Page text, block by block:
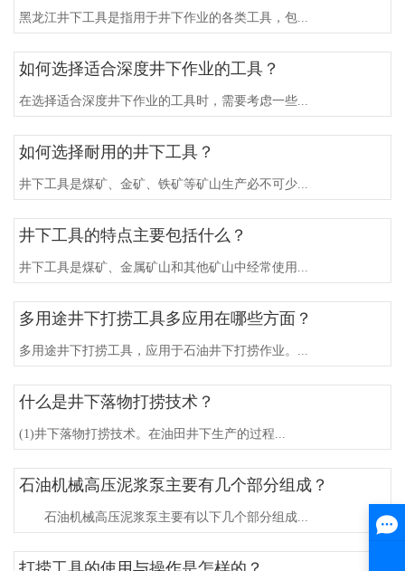
黑龙江井下工具是指用于井下作业的各类工具，包...
如何选择适合深度井下作业的工具？
在选择适合深度井下作业的工具时，需要考虑一些...
如何选择耐用的井下工具？
井下工具是煤矿、金矿、铁矿等矿山生产必不可少...
井下工具的特点主要包括什么？
井下工具是煤矿、金属矿山和其他矿山中经常使用...
多用途井下打捞工具多应用在哪些方面？
多用途井下打捞工具，应用于石油井下打捞作业。...
什么是井下落物打捞技术？
(1)井下落物打捞技术。在油田井下生产的过程...
石油机械高压泥浆泵主要有几个部分组成？
石油机械高压泥浆泵主要有以下几个部分组成...